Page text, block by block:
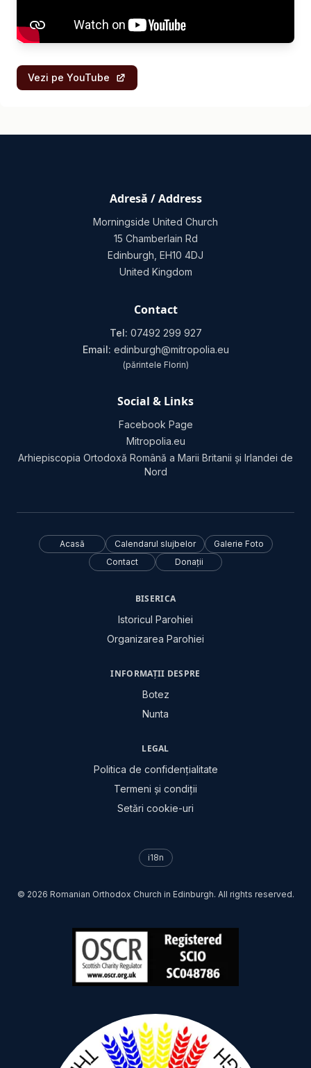
Vezi pe YouTube
Adresă / Address
Morningside United Church
15 Chamberlain Rd
Edinburgh, EH10 4DJ
United Kingdom
Contact
Tel: 07492 299 927
Email: edinburgh@mitropolia.eu
(părintele Florin)
Social & Links
Facebook Page
Mitropolia.eu
Arhiepiscopia Ortodoxă Română a Marii Britanii și Irlandei de
Nord
Acasă Calendarul slujbelor
Galerie Foto
Contact
Donații
BISERICA
Istoricul Parohiei
Organizarea Parohiei
INFORMAȚII DESPRE
Botez
Nunta
LEGAL
Politica de confidențialitate
Termeni și condiții
Setări cookie-uri
i18n
© 2026 Romanian Orthodox Church in Edinburgh. All rights reserved.